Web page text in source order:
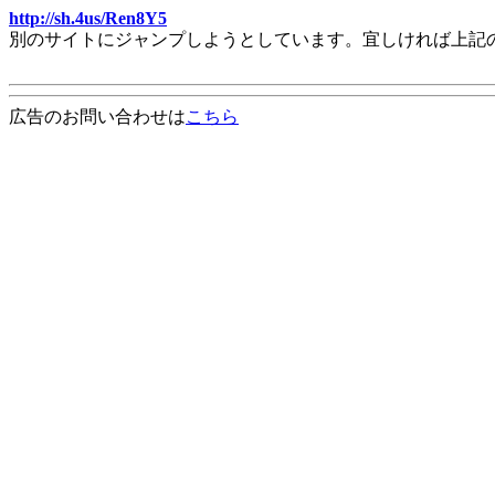
http://sh.4us/Ren8Y5
別のサイトにジャンプしようとしています。宜しければ上
広告のお問い合わせはこちら